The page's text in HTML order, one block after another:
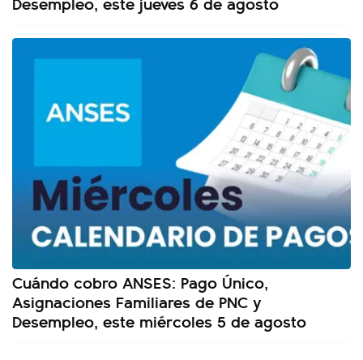
Cuándo cobro ANSES: Pago Único,
Asignaciones Familiares de PNC y
Desempleo, este miércoles 5 de agosto